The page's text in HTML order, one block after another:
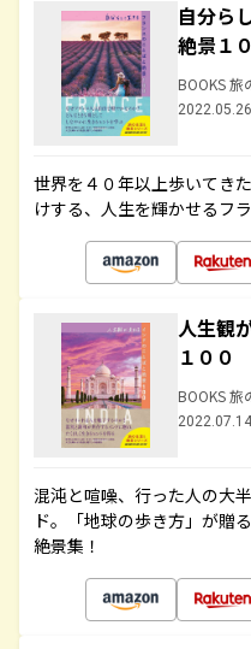
自分ら
絶景１
BOOKS 旅
世界を４０年以上歩いてき
けする、人生を輝かせるフ
人生観
１００
BOOKS 旅
混沌と喧噪、行った人の大
ド。「地球の歩き方」が贈
絶景集！